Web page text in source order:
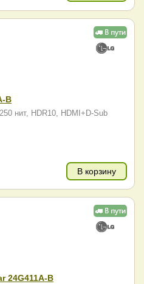
B
нит, HDR10, HDMI+D-Sub
В корзину
24G411A-B